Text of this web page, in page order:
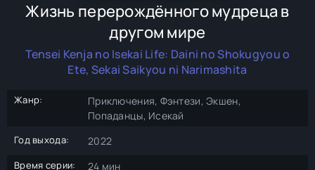
Жизнь перерождённого мудреца в
другом мире
Tensei Kenja no Isekai Life: Daini no Shokugyou o
Ete, Sekai Saikyou ni Narimashita
Жанр:
Приключения, Фэнтези, Экшен,
Попаданцы, Исекай
Год выхода: 2022
Время серии: 24 мин